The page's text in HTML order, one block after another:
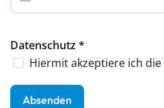
Datenschutz*
Hiermit akzeptiere ich die